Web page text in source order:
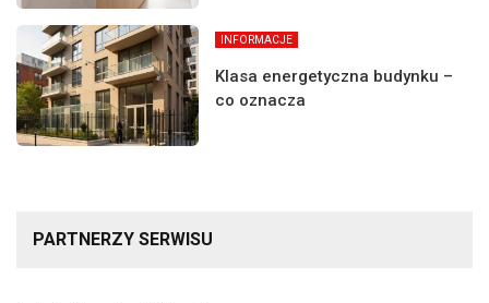
INFORMACJE
Klasa energetyczna budynku –
co oznacza
PARTNERZY SERWISU